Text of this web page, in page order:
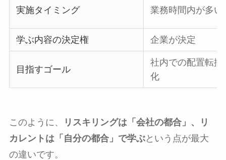
実施タイミング 業務時間内が多い
学ぶ内容の決定権 企業が決定
目指すゴール
社内での配置転換
化
このように、
リスキリングは「会社の都合」、リ
カレントは「自分の都合」で学ぶという点が最大
の違いです。